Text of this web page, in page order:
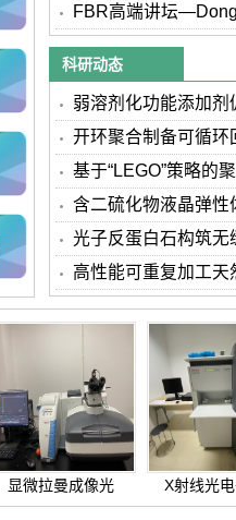
作专题讲座
FBR高端讲坛
Park教授受邀作专
科研动态
弱溶剂化功能添加
速传输
开环聚合制备可循环
基于“LEGO”策略的
多功能材
含二硫化物液晶弹性
忆效应的自
光子反蛋白石构筑无
控与强健被
高性能可重复加工天
显微拉曼成像光
谱...
X射线光电
仪...